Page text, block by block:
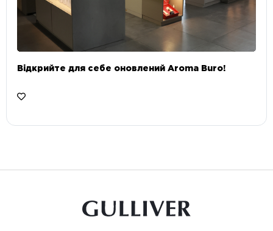
Відкрийте для себе оновлений Aroma Buro! ⠀